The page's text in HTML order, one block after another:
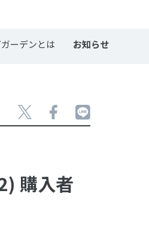
ーデンとは お知らせ
購入者